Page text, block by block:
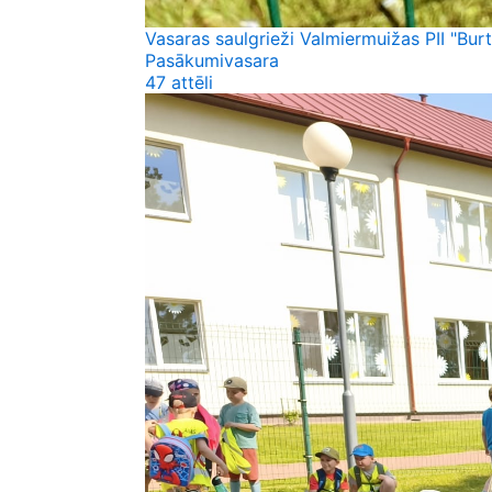
Vasaras saulgrieži Valmiermuižas PII
Pasākumivasara
47 attēli